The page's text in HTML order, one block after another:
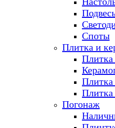
Споты
Плитка и
Плитка
Плитка
Плитка
Погонаж